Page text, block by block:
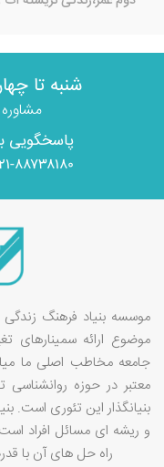
شنبه تا
پاسخگویی
۰۲۱-
موضوع ارائه سمینارهای
جامعه مخاطب اصلی ما
معتبر در حوزه
بنیانگذار این تئوری است.
و ریشه ای مسائل افراد
راه حل های آن با